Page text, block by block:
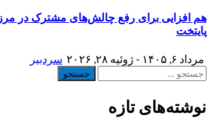
پایتخت
مرداد ۶, ۱۴۰۵ - ژوئیه ۲۸, ۲۰۲۶
سردبیر
جستجو
نوشته‌های تازه